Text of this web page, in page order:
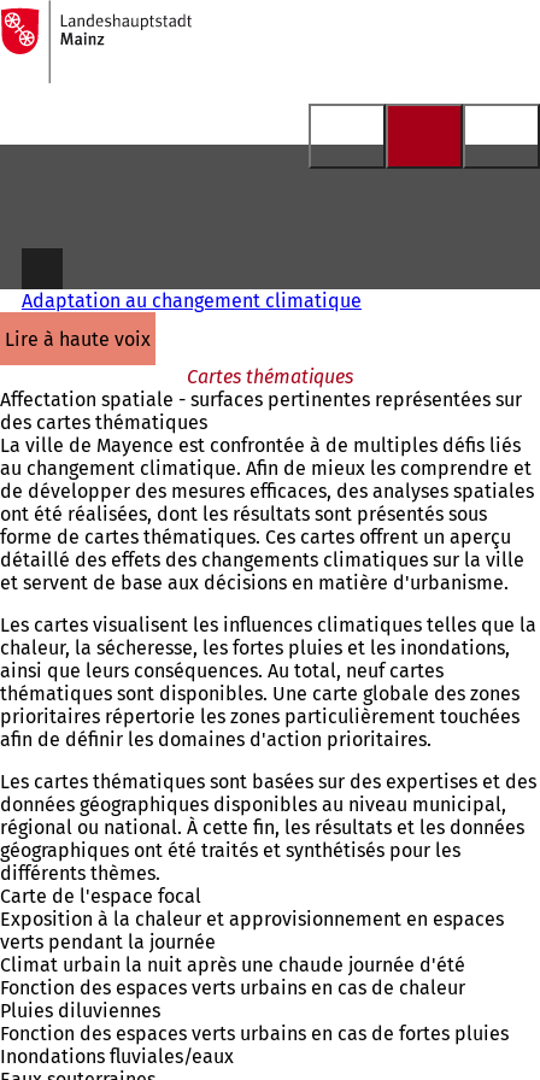
Accéder au contenu
Vers
la
page
d'accueil
Adaptation au changement climatique
lire à haute voix
Cartes thématiques
Affectation spatiale - surfaces pertinentes représentées sur
des cartes thématiques
La ville de Mayence est confrontée à de multiples défis liés
au changement climatique. Afin de mieux les comprendre et
de développer des mesures efficaces, des analyses spatiales
ont été réalisées, dont les résultats sont présentés sous
forme de cartes thématiques. Ces cartes offrent un aperçu
détaillé des effets des changements climatiques sur la ville
et servent de base aux décisions en matière d'urbanisme.
Les cartes visualisent les influences climatiques telles que la
chaleur, la sécheresse, les fortes pluies et les inondations,
ainsi que leurs conséquences. Au total, neuf cartes
thématiques sont disponibles. Une carte globale des zones
prioritaires répertorie les zones particulièrement touchées
afin de définir les domaines d'action prioritaires.
Les cartes thématiques sont basées sur des expertises et des
données géographiques disponibles au niveau municipal,
régional ou national. À cette fin, les résultats et les données
géographiques ont été traités et synthétisés pour les
différents thèmes.
Carte de l'espace focal
Exposition à la chaleur et approvisionnement en espaces
verts pendant la journée
Climat urbain la nuit après une chaude journée d'été
Fonction des espaces verts urbains en cas de chaleur
Pluies diluviennes
Fonction des espaces verts urbains en cas de fortes pluies
Inondations fluviales/eaux